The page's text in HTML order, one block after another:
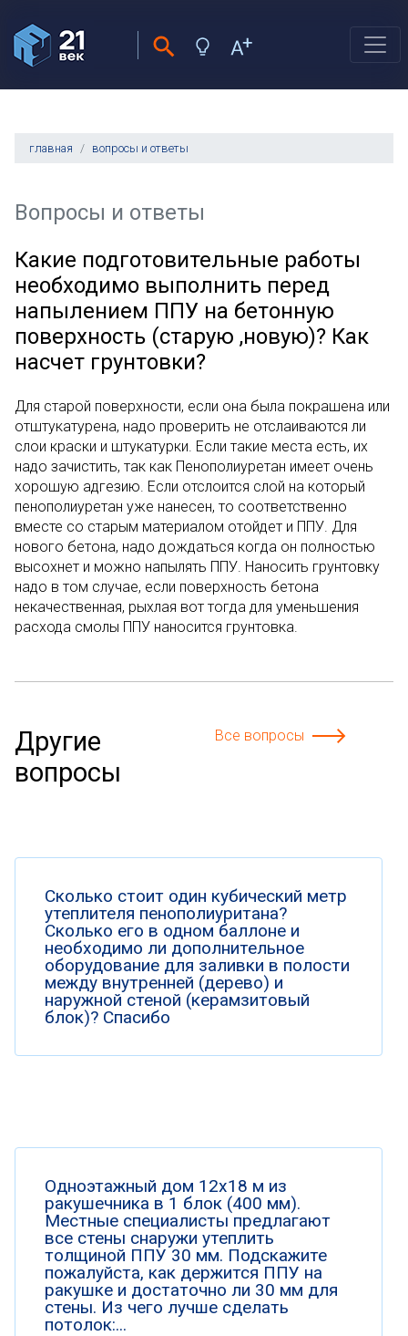
главная вопросы и ответы
Вопросы и ответы
Какие подготовительные работы
необходимо выполнить перед
напылением ППУ на бетонную
поверхность (старую ,новую)? Как
насчет грунтовки?
Для старой поверхности, если она была покрашена или
отштукатурена, надо проверить не отслаиваются ли
слои краски и штукатурки. Если такие места есть, их
надо зачистить, так как Пенополиуретан имеет очень
хорошую адгезию. Если отслоится слой на который
пенополиуретан уже нанесен, то соответственно
вместе со старым материалом отойдет и ППУ. Для
нового бетона, надо дождаться когда он полностью
высохнет и можно напылять ППУ. Наносить грунтовку
надо в том случае, если поверхность бетона
некачественная, рыхлая вот тогда для уменьшения
расхода смолы ППУ наносится грунтовка.
Другие
вопросы
Все вопросы
Сколько стоит один кубический метр
утеплителя пенополиуритана?
Сколько его в одном баллоне и
необходимо ли дополнительное
оборудование для заливки в полости
между внутренней (дерево) и
наружной стеной (керамзитовый
блок)? Спасибо
Одноэтажный дом 12х18 м из
ракушечника в 1 блок (400 мм).
Местные специалисты предлагают
все стены снаружи утеплить
толщиной ППУ 30 мм. Подскажите
пожалуйста, как держится ППУ на
ракушке и достаточно ли 30 мм для
стены. Из чего лучше сделать
потолок:...